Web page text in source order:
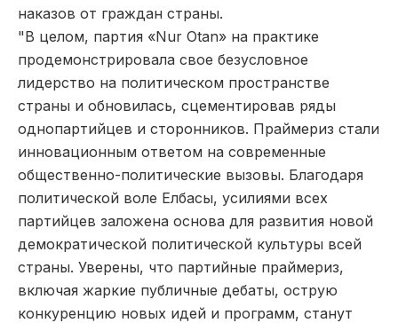
наказов от граждан страны.
"В целом, партия «Nur Otan» на практике
продемонстрировала свое безусловное
лидерство на политическом пространстве
страны и обновилась, сцементировав ряды
однопартийцев и сторонников. Праймериз стали
инновационным ответом на современные
общественно-политические вызовы. Благодаря
политической воле Елбасы, усилиями всех
партийцев заложена основа для развития новой
демократической политической культуры всей
страны. Уверены, что партийные праймериз,
включая жаркие публичные дебаты, острую
конкуренцию новых идей и программ, станут